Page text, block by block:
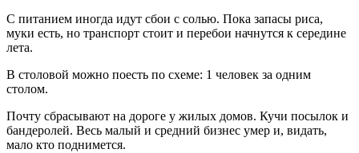
С питанием иногда идут сбои с солью. Пока запасы риса,
муки есть, но транспорт стоит и перебои начнутся к середине
лета.
В столовой можно поесть по схеме: 1 человек за одним
столом.
Почту сбрасывают на дороге у жилых домов. Кучи посылок и
бандеролей. Весь малый и средний бизнес умер и, видать,
мало кто поднимется.